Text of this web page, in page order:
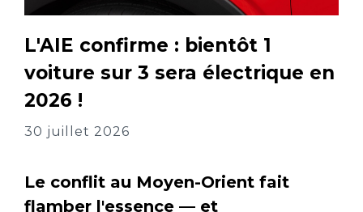
L'AIE confirme : bientôt 1
voiture sur 3 sera électrique en
2026 !
30 juillet 2026
Le conflit au Moyen-Orient fait
flamber l'essence — et